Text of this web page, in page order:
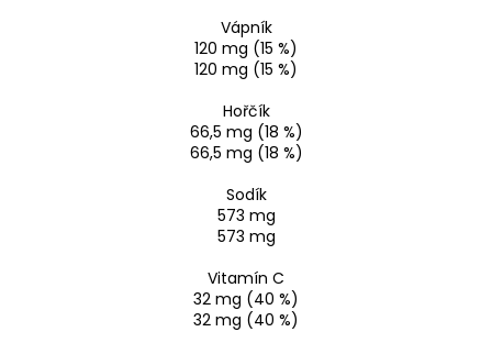
Vápník
120 mg (15 %)
120 mg (15 %)
Hořčík
66,5 mg (18 %)
66,5 mg (18 %)
Sodík
573 mg
573 mg
Vitamín C
32 mg (40 %)
32 mg (40 %)